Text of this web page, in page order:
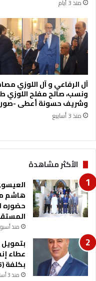
منذ 3 أيام
آل الرفاعي و آل اللوزي
ونسب، صالح مفلح اللوزي
وشريف حسونة أعطى -صور
منذ 3 أسابيع
الأكثر مشاهدة
هاشم
حضوره
منذ
بتمويل
عطاء
بكلفة (1.5) مليون دينار
منذ 3 أسابيع